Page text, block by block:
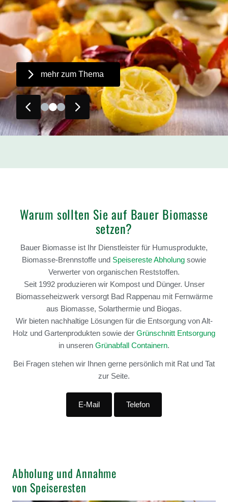
mehr zum Thema
Zurück Vorwärts
Warum sollten Sie auf Bauer Biomasse
setzen?
Bauer Biomasse ist Ihr Dienstleister für Humusprodukte,
Biomasse-Brennstoffe und Speisereste Abholung sowie
Verwerter von organischen Reststoffen.
Seit 1992 produzieren wir Kompost und Dünger. Unser
Biomasseheizwerk versorgt Bad Rappenau mit Fernwärme
aus Biomasse, Solarthermie und Biogas.
Wir bieten nachhaltige Lösungen für die Entsorgung von Alt-
Holz und Gartenprodukten sowie der Grünschnitt Entsorgung
in unseren Grünabfall Containern.
Bei Fragen stehen wir Ihnen gerne persönlich mit Rat und Tat
zur Seite.
E-Mail Telefon
Abholung und Annahme
von Speiseresten